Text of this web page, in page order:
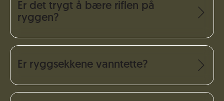
Er det trygt å bære riflen på
ryggen?
Er ryggsekkene vanntette?